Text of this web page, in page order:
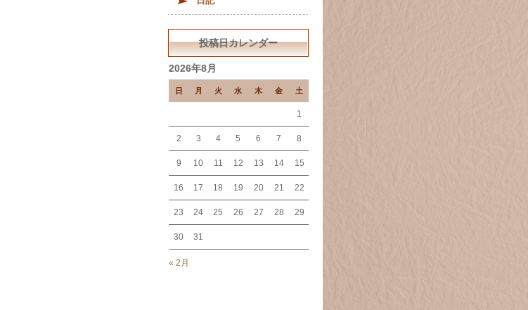
投稿日カレンダー
2026年8月
日 月 火 水 木 金 土
« 2月
1
2 3 4 5 6 7 8
9 10 11 12 13 14 15
16 17 18 19 20 21 22
23 24 25 26 27 28 29
30 31